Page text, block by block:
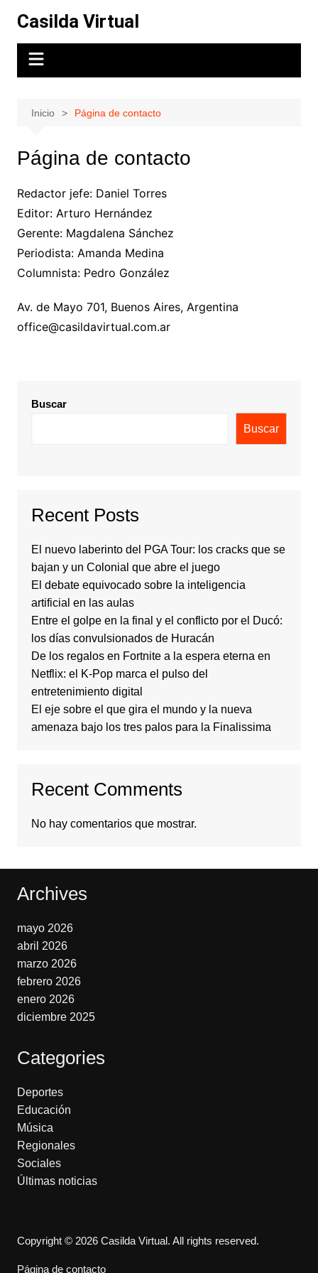
contenido
Casilda Virtual
Inicio Página de contacto
Página de contacto
Redactor jefe: Daniel Torres
Editor: Arturo Hernández
Gerente: Magdalena Sánchez
Periodista: Amanda Medina
Columnista: Pedro González
Av. de Mayo 701, Buenos Aires, Argentina
office@casildavirtual.com.ar
Buscar
Buscar
Recent Posts
El nuevo laberinto del PGA Tour: los cracks que se
bajan y un Colonial que abre el juego
El debate equivocado sobre la inteligencia
artificial en las aulas
Entre el golpe en la final y el conflicto por el Ducó:
los días convulsionados de Huracán
De los regalos en Fortnite a la espera eterna en
Netflix: el K-Pop marca el pulso del
entretenimiento digital
El eje sobre el que gira el mundo y la nueva
amenaza bajo los tres palos para la Finalissima
Recent Comments
No hay comentarios que mostrar.
Archives
mayo 2026
abril 2026
marzo 2026
febrero 2026
enero 2026
diciembre 2025
Categories
Deportes
Educación
Música
Regionales
Sociales
Últimas noticias
Copyright © 2026 Casilda Virtual. All rights reserved.
Página de contacto